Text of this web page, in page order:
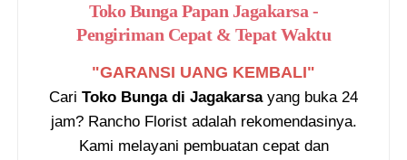
Toko Bunga Papan Jagakarsa -
Pengiriman Cepat & Tepat Waktu
"GARANSI UANG KEMBALI"
Cari Toko Bunga di Jagakarsayang buka 24
jam? Rancho Florist adalah rekomendasinya.
Kami melayani pembuatan cepat dan